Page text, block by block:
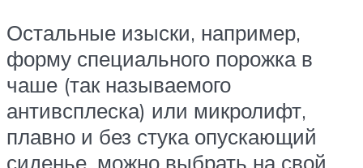
Остальные изыски, например,
форму специального порожка в
чаше (так называемого
антивсплеска) или микролифт,
плавно и без стука опускающий
сиденье, можно выбрать на свой